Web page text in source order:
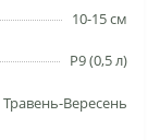
10-15 см
P9 (0,5 л)
Травень-Вересень